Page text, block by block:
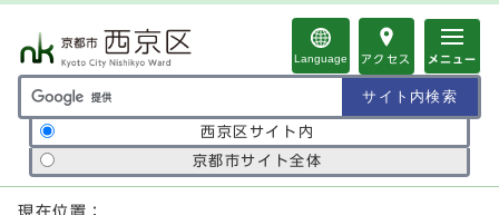
Language アクセス メニュー
サイト内検索の範囲
西京区サイト内
京都市サイト全体
ここから本文です
現在位置：